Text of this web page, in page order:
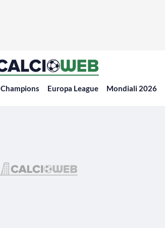
Champions Europa League Mondiali 2026